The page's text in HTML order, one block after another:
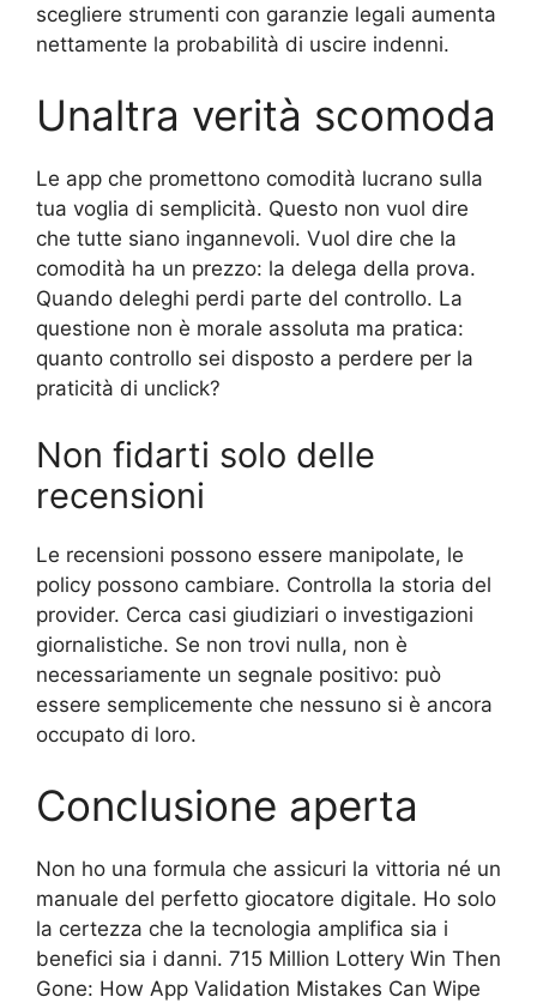
scegliere strumenti con garanzie legali aumenta
nettamente la probabilità di uscire indenni.
Unaltra verità scomoda
Le app che promettono comodità lucrano sulla
tua voglia di semplicità. Questo non vuol dire
che tutte siano ingannevoli. Vuol dire che la
comodità ha un prezzo: la delega della prova.
Quando deleghi perdi parte del controllo. La
questione non è morale assoluta ma pratica:
quanto controllo sei disposto a perdere per la
praticità di unclick?
Non fidarti solo delle
recensioni
Le recensioni possono essere manipolate, le
policy possono cambiare. Controlla la storia del
provider. Cerca casi giudiziari o investigazioni
giornalistiche. Se non trovi nulla, non è
necessariamente un segnale positivo: può
essere semplicemente che nessuno si è ancora
occupato di loro.
Conclusione aperta
Non ho una formula che assicuri la vittoria né un
manuale del perfetto giocatore digitale. Ho solo
la certezza che la tecnologia amplifica sia i
benefici sia i danni. 715 Million Lottery Win Then
Gone: How App Validation Mistakes Can Wipe